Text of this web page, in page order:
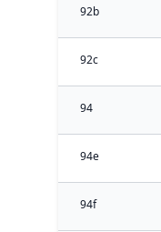
92b
92c
94
94e
94f